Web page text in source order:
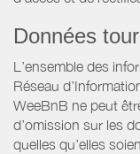
Données
L’ensemble des
Réseau
WeeBnB ne peut
d’omission sur les
quelles qu’elles